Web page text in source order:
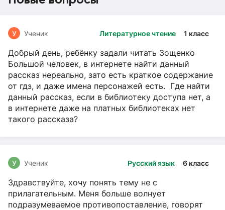
Литературное чтение 1 класс
У Ученик
Добрый день, ребёнку задали читать Зощенко
Большой человек, в интернете найти данный
рассказ нереально, зато есть краткое содержание
от гдз, и даже имена персонажей есть. Где найти
данный рассказ, если в библиотеку доступа нет, а
в интернете даже на платных библиотеках нет
такого рассказа?
Русский язык 6 класс
У Ученик
Здравствуйте, хочу понять тему не с
прилагательным. Меня больше волнует
подразумеваемое противопоставление, говорят